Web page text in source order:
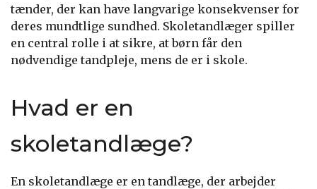
tænder, der kan have langvarige konsekvenser for
deres mundtlige sundhed. Skoletandlæger spiller
en central rolle i at sikre, at børn får den
nødvendige tandpleje, mens de er i skole.
Hvad er en
skoletandlæge?
En skoletandlæge er en tandlæge, der arbejder